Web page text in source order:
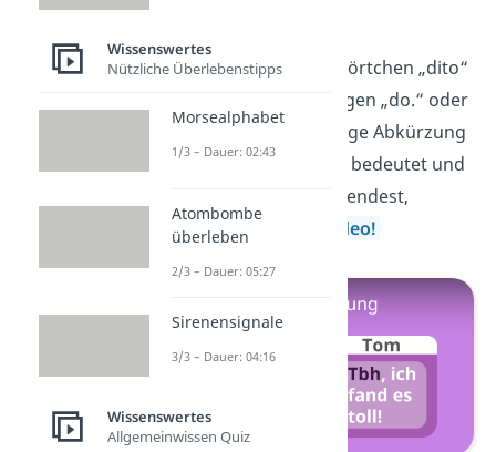
Selbst für das kurze Wörtchen „dito“
gibt es zwei Abkürzungen „do.“ oder
„dto.“. Eine sehr gängige Abkürzung
ist auch „tbh“. Was sie bedeutet und
wie du sie richtig verwendest,
erfährst du hier im
Video!
Wissenswertes
Nützliche Überlebenstipps
Morsealphabet
1/3 – Dauer: 02:43
Atombombe
überleben
2/3 – Dauer: 05:27
Sirenensignale
3/3 – Dauer: 04:16
Wissenswertes
Allgemeinwissen Quiz